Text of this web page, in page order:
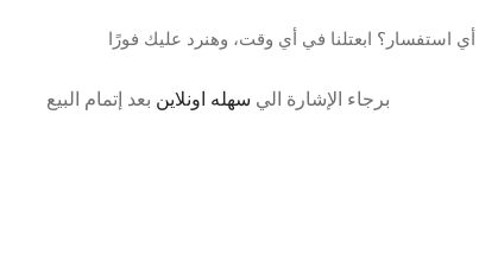
أي استفسار؟ ابعتلنا في أي وقت، وهنرد عليك فورًا
برجاء الإشارة الي سهله اونلاين بعد إتمام البيع